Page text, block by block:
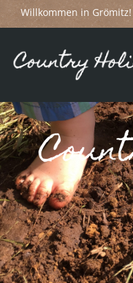
Willkommen in Grömitz!